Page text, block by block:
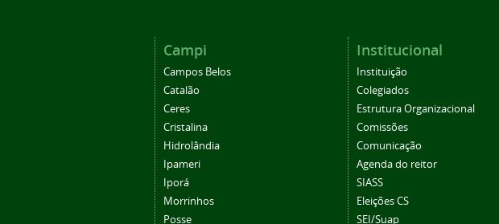
Campi
Campos Belos
Catalão
Ceres
Cristalina
Hidrolândia
Ipameri
Iporá
Morrinhos
Posse
Institucional
Instituição
Colegiados
Estrutura Organizacional
Comissões
Comunicação
Agenda do reitor
SIASS
Eleições CS
SEI/Suap